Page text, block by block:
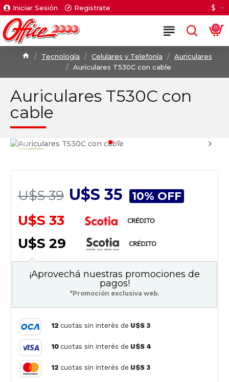
Iniciar Sesión Registrate $
0
Tecnología Celulares y Telefonía
Auriculares
Auriculares T530C con cable
Auriculares T530C con
cable
U$S 39 U$S 35 10% OFF
U$S 33
U$S 29
¡Aprovechá nuestras promociones de
pagos!
*Promoción exclusiva web.
12 cuotas sin interés de U$S 3
10 cuotas sin interés de U$S 4
12 cuotas sin interés de U$S 3